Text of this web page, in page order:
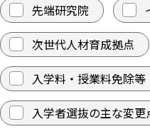
先端研究院
次世代人材育成拠点
入学料・授業料免除等
入学者選抜の主な変更